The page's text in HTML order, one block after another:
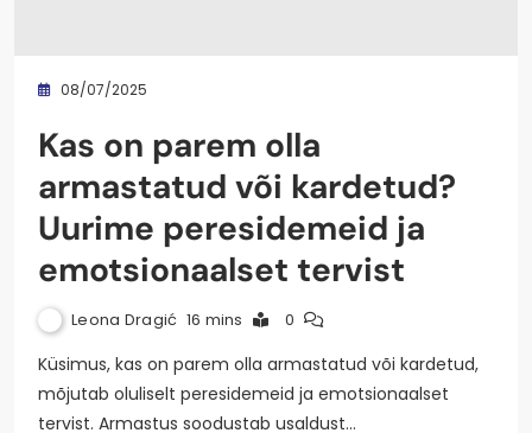
08/07/2025
Kas on parem olla
armastatud või kardetud?
Uurime peresidemeid ja
emotsionaalset tervist
Leona Dragić 16 mins 0
Küsimus, kas on parem olla armastatud või kardetud,
mõjutab oluliselt peresidemeid ja emotsionaalset
tervist. Armastus soodustab usaldust…